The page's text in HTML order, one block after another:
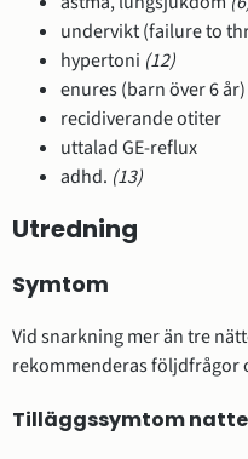
undervikt (failure to
hypertoni (12)
enures (barn över 6 år)
recidiverande otiter
uttalad GE-reflux
adhd. (13)
Utredning
Symtom
Vid snarkning mer än tre
rekommenderas följdfrågor
Tilläggssymtom